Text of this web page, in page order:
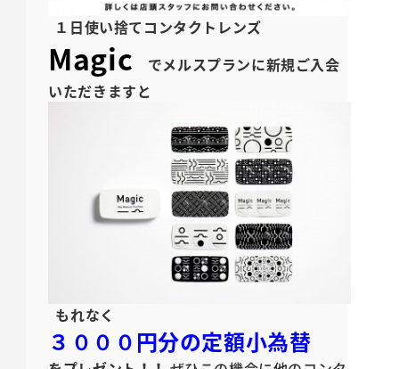
１日使い捨てコンタクトレンズ
Magic でメルスプランに新規ご入会
いただきますと
もれなく
３０００円分の定額小為替